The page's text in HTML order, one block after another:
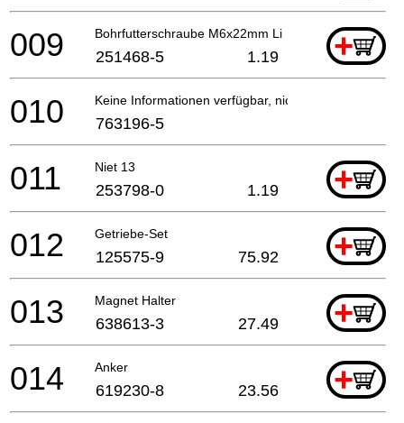
Bohrfutterschraube M6x22mm Li +
009 251468-5 1.19
Keine Informationen verfügbar, nicht bestellbar
010 763196-5
Niet 13 +
011 253798-0 1.19
Getriebe-Set +
012 125575-9 75.92
Magnet Halter +
013 638613-3 27.49
Anker +
014 619230-8 23.56